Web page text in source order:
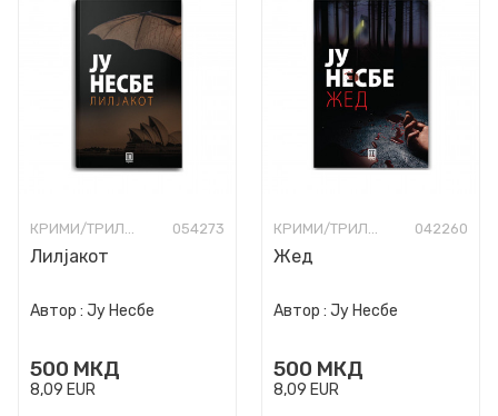
КРИМИ/ТРИЛЕР 054273
Лилјакот
Автор : Ју Несбе
500 МКД
8,09 EUR
КРИМИ/ТРИЛЕР 042260
Жед
Автор : Ју Несбе
500 МКД
8,09 EUR